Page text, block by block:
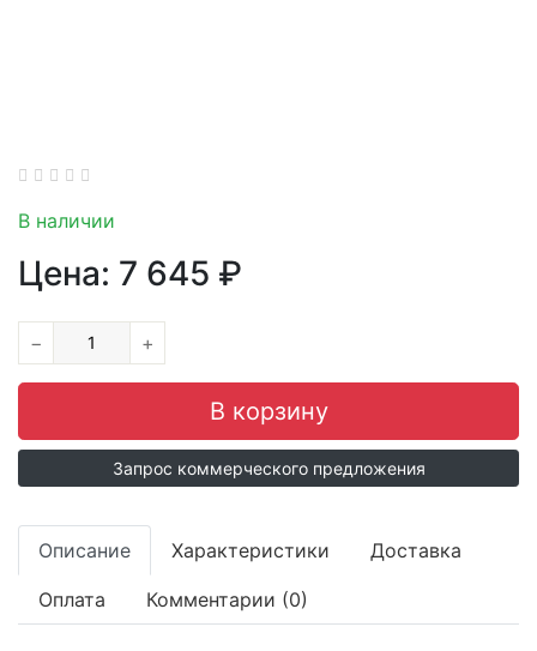
В наличии
Цена: 7 645 ₽
− +
Запрос коммерческого предложения
Описание Характеристики Доставка
Оплата Комментарии (0)